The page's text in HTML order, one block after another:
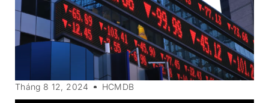
Tháng 8 12, 2024 HCMDB